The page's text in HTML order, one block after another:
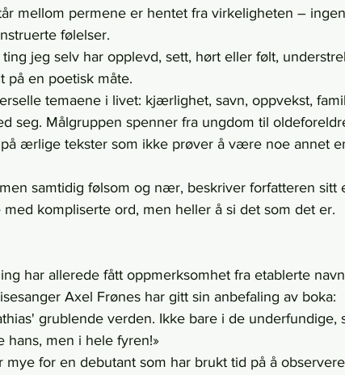
mellom permene er hentet fra virkeligheten – ingen
følelser.
jeg selv har opplevd, sett, hørt eller følt,
på en poetisk måte.
temaene i livet: kjærlighet, savn, oppvekst,
seg. Målgruppen spenner fra ungdom til
ærlige tekster som ikke prøver å være noe annet
samtidig følsom og nær, beskriver forfatteren sitt
kompliserte ord, men heller å si det som det er.
har allerede fått oppmerksomhet fra etablerte
Axel Frønes har gitt sin anbefaling av boka:
grublende verden. Ikke bare i de underfundige,
hans, men i hele fyren!»
for en debutant som har brukt tid på å